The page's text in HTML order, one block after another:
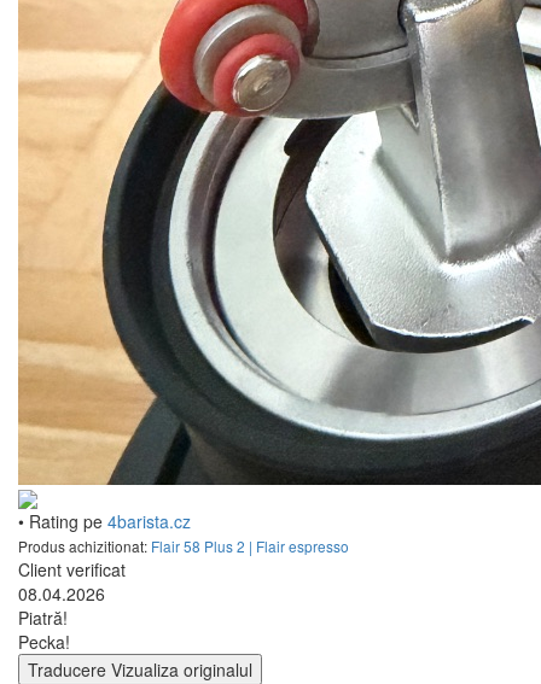
• Rating pe 4barista.cz
Produs achizitionat: Flair 58 Plus 2 | Flair espresso
Client verificat
08.04.2026
Piatră!
Pecka!
Traducere Vizualiza originalul